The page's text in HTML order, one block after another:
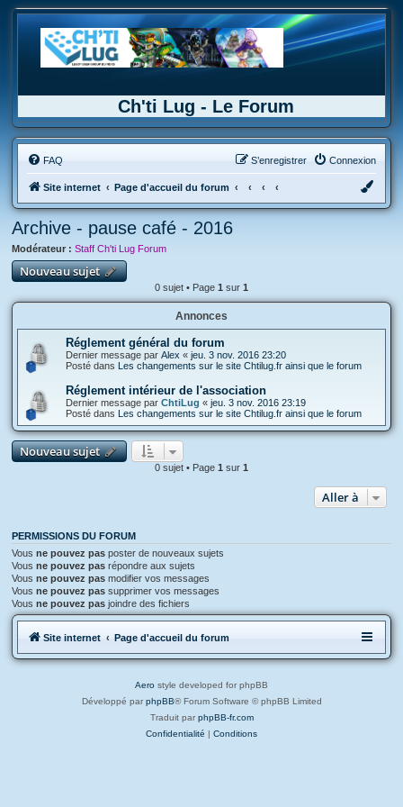
Ch'ti Lug - Le Forum
FAQ Connexion
S’enregistrer
Site internet Page d'accueil du forum
Archive - pause café - 2016
Modérateur : Staff Ch'ti Lug Forum
Nouveau sujet
0 sujet • Page 1 sur 1
Annonces
Réglement général du forum
Dernier message par Alex « jeu. 3 nov. 2016 23:20
Posté dans Les changements sur le site Chtilug.fr ainsi que le forum
Réglement intérieur de l'association
Dernier message par ChtiLug « jeu. 3 nov. 2016 23:19
Posté dans Les changements sur le site Chtilug.fr ainsi que le forum
Nouveau sujet
0 sujet • Page 1 sur 1
Aller à
PERMISSIONS DU FORUM
Vous ne pouvez pas poster de nouveaux sujets
Vous ne pouvez pas répondre aux sujets
Vous ne pouvez pas modifier vos messages
Vous ne pouvez pas supprimer vos messages
Vous ne pouvez pas joindre des fichiers
Site internet Page d'accueil du forum
Aero style developed for phpBB
Développé par phpBB® Forum Software © phpBB Limited
Traduit par phpBB-fr.com
Confidentialité | Conditions